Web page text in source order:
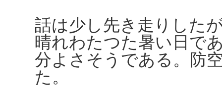
話は少し先き走りした
晴れわたつた暑い日で
分よさそうである。防
た。